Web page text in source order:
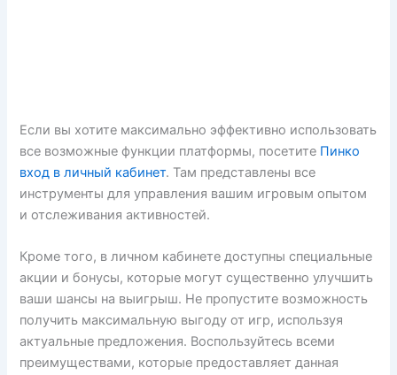
Если вы хотите максимально эффективно использовать
все возможные функции платформы, посетите Пинко
вход в личный кабинет. Там представлены все
инструменты для управления вашим игровым опытом
и отслеживания активностей.
Кроме того, в личном кабинете доступны специальные
акции и бонусы, которые могут существенно улучшить
ваши шансы на выигрыш. Не пропустите возможность
получить максимальную выгоду от игр, используя
актуальные предложения. Воспользуйтесь всеми
преимуществами, которые предоставляет данная